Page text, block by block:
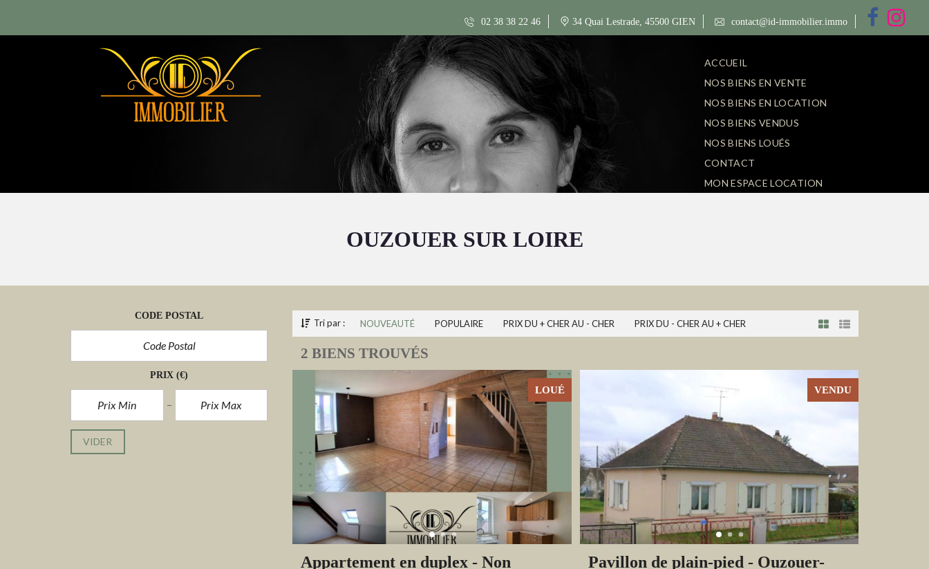
02 38 38 22 46 34 Quai Lestrade, 45500 GIEN contact@id-immobilier.immo
ACCUEIL
NOS BIENS EN VENTE
NOS BIENS EN LOCATION
NOS BIENS VENDUS
NOS BIENS LOUÉS
CONTACT
MON ESPACE LOCATION
OUZOUER SUR LOIRE
CODE POSTAL
PRIX (€)
VIDER
Tri par : NOUVEAUTÉ POPULAIRE PRIX DU + CHER AU - CHER PRIX DU - CHER AU + CHER
2 BIENS TROUVÉS
LOUÉ
Appartement en duplex - Non
VENDU
Pavillon de plain-pied - Ouzouer-